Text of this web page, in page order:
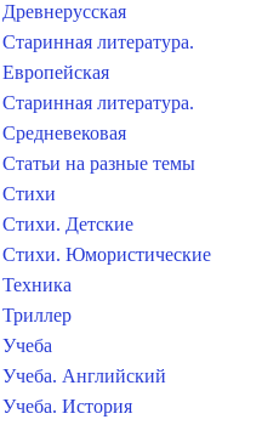
Древнерусская
Старинная литература.
Европейская
Старинная литература.
Средневековая
Статьи на разные темы
Стихи
Стихи. Детские
Стихи. Юмористические
Техника
Триллер
Учеба
Учеба. Английский
Учеба. История